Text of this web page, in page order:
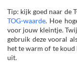
Tip: kijk goed naar de
TOG-waarde. Hoe
voor jouw kleintje.
gebruik deze vooral
het te warm of te
uit.